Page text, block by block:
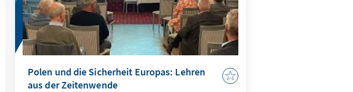
Polen und die Sicherheit Europas: Lehren
aus der Zeitenwende